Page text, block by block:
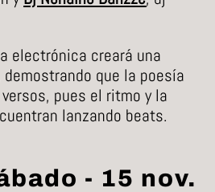
electrónica creará una
que la poesía
pues el ritmo y la
lanzando beats.
- 15 nov.